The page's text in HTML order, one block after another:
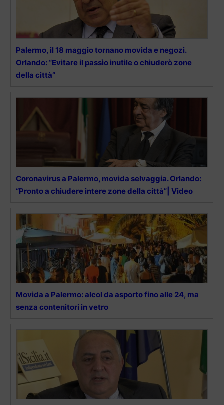
Palermo, il 18 maggio tornano movida e negozi.
Orlando: “Evitare il passìo inutile o chiuderò zone
della città”
Coronavirus a Palermo, movida selvaggia. Orlando:
“Pronto a chiudere intere zone della città”| Video
Movida a Palermo: alcol da asporto fino alle 24, ma
senza contenitori in vetro